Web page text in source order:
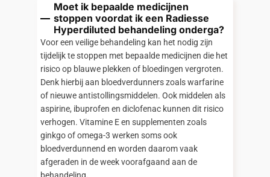
Moet ik bepaalde medicijnen
stoppen voordat ik een Radiesse
Hyperdiluted behandeling onderga?
Voor een veilige behandeling kan het nodig zijn
tijdelijk te stoppen met bepaalde medicijnen die het
risico op blauwe plekken of bloedingen vergroten.
Denk hierbij aan bloedverdunners zoals warfarine
of nieuwe antistollingsmiddelen. Ook middelen als
aspirine, ibuprofen en diclofenac kunnen dit risico
verhogen. Vitamine E en supplementen zoals
ginkgo of omega-3 werken soms ook
bloedverdunnend en worden daarom vaak
afgeraden in de week voorafgaand aan de